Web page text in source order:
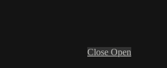
Close Open